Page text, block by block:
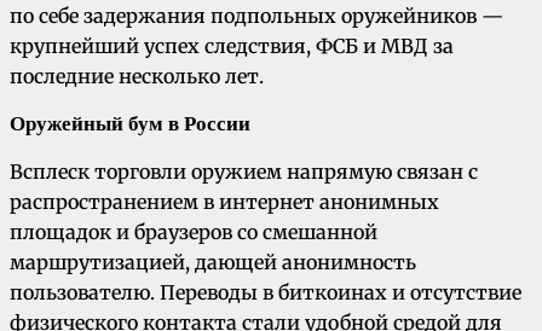
по себе задержания подпольных оружейников —
крупнейший успех следствия, ФСБ и МВД за
последние несколько лет.
Оружейный бум в России
Всплеск торговли оружием напрямую связан с
распространением в интернет анонимных
площадок и браузеров со смешанной
маршрутизацией, дающей анонимность
пользователю. Переводы в биткоинах и отсутствие
физического контакта стали удобной средой для